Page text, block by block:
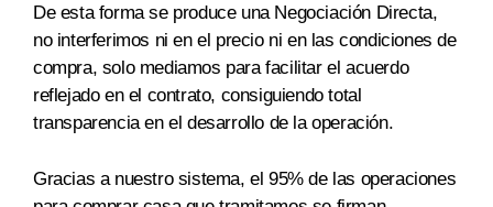
De esta forma se produce una Negociación Directa,
no interferimos ni en el precio ni en las condiciones de
compra, solo mediamos para facilitar el acuerdo
reflejado enel contrato, consiguiendo total
transparencia en el desarrollo de la operación.
Gracias a nuestro sistema, el 95% de las operaciones